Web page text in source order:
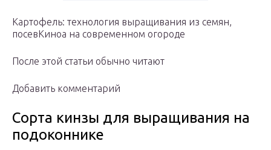
Картофель: технология выращивания из семян,
посевКиноа на современном огороде
После этой статьи обычно читают
Добавить комментарий
Сорта кинзы для выращивания на
подоконнике